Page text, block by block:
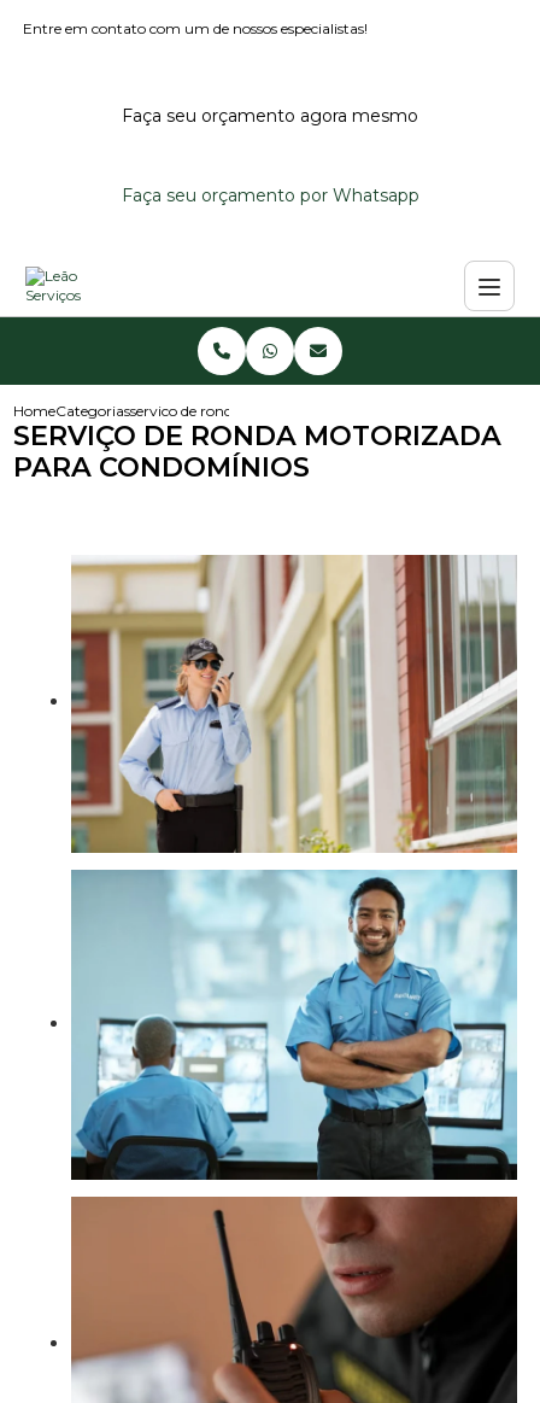
Entre em contato com um de nossos especialistas!
Faça seu orçamento agora mesmo
Faça seu orçamento por Whatsapp
HomeCategoriasservico de ronda motorizada para condominios
SERVIÇO DE RONDA MOTORIZADA
PARA CONDOMÍNIOS